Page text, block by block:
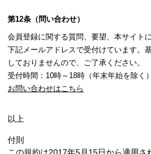
第12条（問い合わせ）
会員登録に関する質問、要望、本サイト
下記メールアドレスで受付けています。
しておりませんので、ご了承ください。
受付時間：10時～18時（年末年始を除く）
お問い合わせはこちら
以上
付則